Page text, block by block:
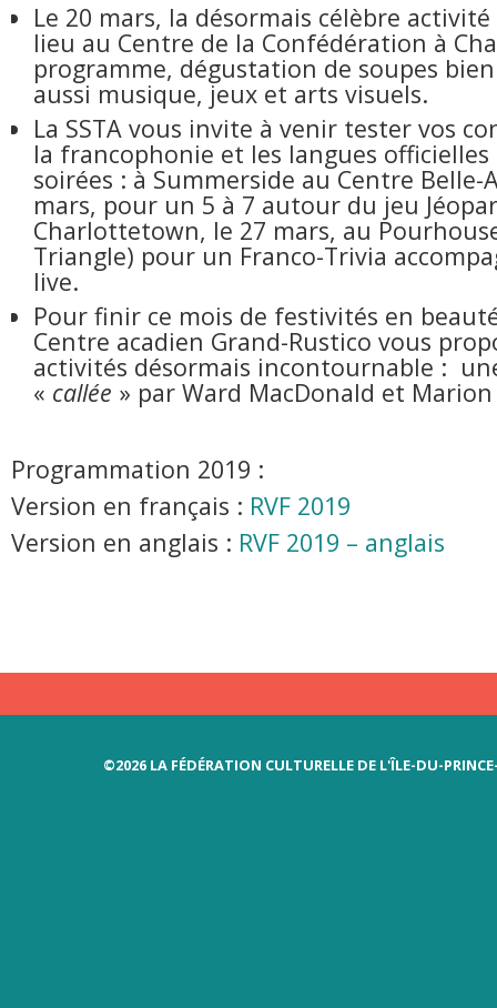
Le 20 mars, la désormais célèbre activité
lieu au Centre de la Confédération à
programme, dégustation de soupes
aussi musique, jeux et arts visuels.
La SSTA vous invite à venir tester vos
la francophonie et les langues officielles
soirées : à Summerside au Centre Belle-
mars, pour un 5 à 7 autour du jeu
Charlottetown, le 27 mars, au
Triangle) pour un Franco-Trivia
live.
Pour finir ce mois de festivités en
Centre acadien Grand-Rustico vous
activités désormais incontournable :
« callée » par Ward MacDonald et
Programmation 2019 :
Version en français : RVF 2019
Version en anglais : RVF 2019 – anglais
©2026 LA FÉDÉRATION CULTURELLE DE L'ÎLE-DU-